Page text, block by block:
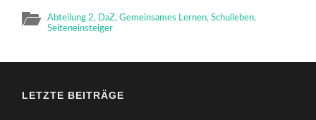
Abteilung 2, DaZ,Gemeinsames Lernen,Schulleben,
Seiteneinsteiger
LETZTE BEITRÄGE